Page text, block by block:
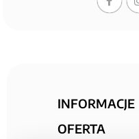
INFORMACJE
OFERTA